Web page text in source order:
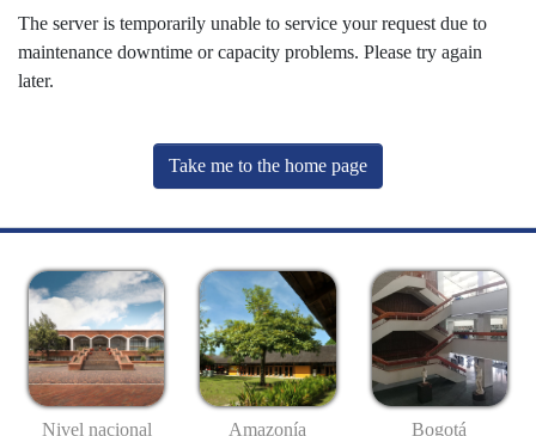
The server is temporarily unable to service your request due to
maintenance downtime or capacity problems. Please try again
later.
Take me to the home page
Nivel nacional Amazonía Bogotá